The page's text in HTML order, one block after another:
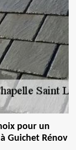
pour un
Guichet Rénov